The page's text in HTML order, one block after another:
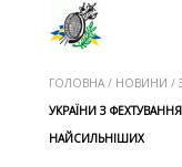
ГОЛОВНА / НОВИНИ /
УКРАЇНИ З
НАЙСИЛЬНІШИХ